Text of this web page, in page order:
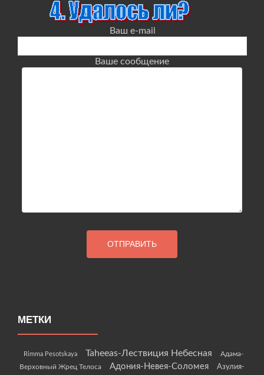
Ваш e-mail
Ваше сообщение
МЕТКИ
Rimma Pesotskaya Taheeas-Лествиция Небесная
Адама-
Верховный Жрец Телоса
Адония-Невея-Соломея
Азулия-